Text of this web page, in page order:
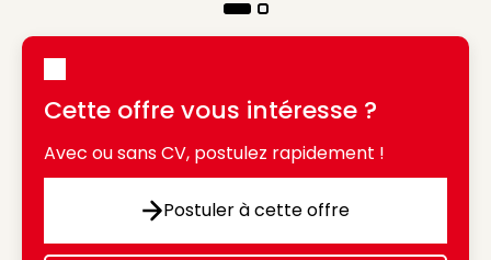
Cette offre vous intéresse ?
Avec ou sans CV, postulez rapidement !
Postuler à cette offre
Postuler à cette offre